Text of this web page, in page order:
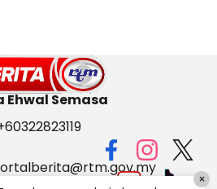
Ehwal Semasa
×